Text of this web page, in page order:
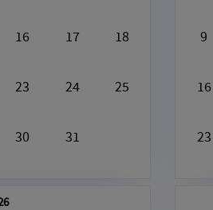
16 17 18
23 24 25
30 31
9
16
23